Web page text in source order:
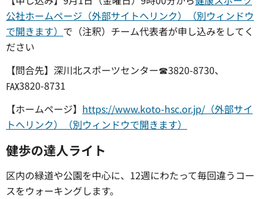
公社ホームページ（外部サイトへリンク）（別ウィンドウ
で開きます） で（注釈）チーム代表者が申し込みをしてく
ださい
【問合先】深川北スポーツセンター☎3820-8730、
℻3820-8731
【ホームページ】 https://www.koto-hsc.or.jp/（外部サイ
トへリンク）（別ウィンドウで開きます）
健歩の達人ライト
区内の緑道や公園を中心に、12週にわたって毎回違うコー
スをウォーキングします。